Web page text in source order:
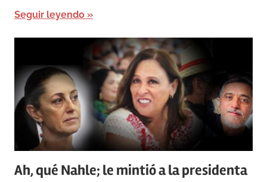
Seguir leyendo
Ah, qué Nahle; le mintió a la presidenta